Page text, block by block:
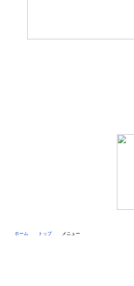
ホーム トップ メニュー